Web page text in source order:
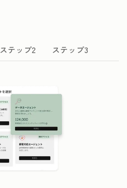
ステップ2 ステップ3